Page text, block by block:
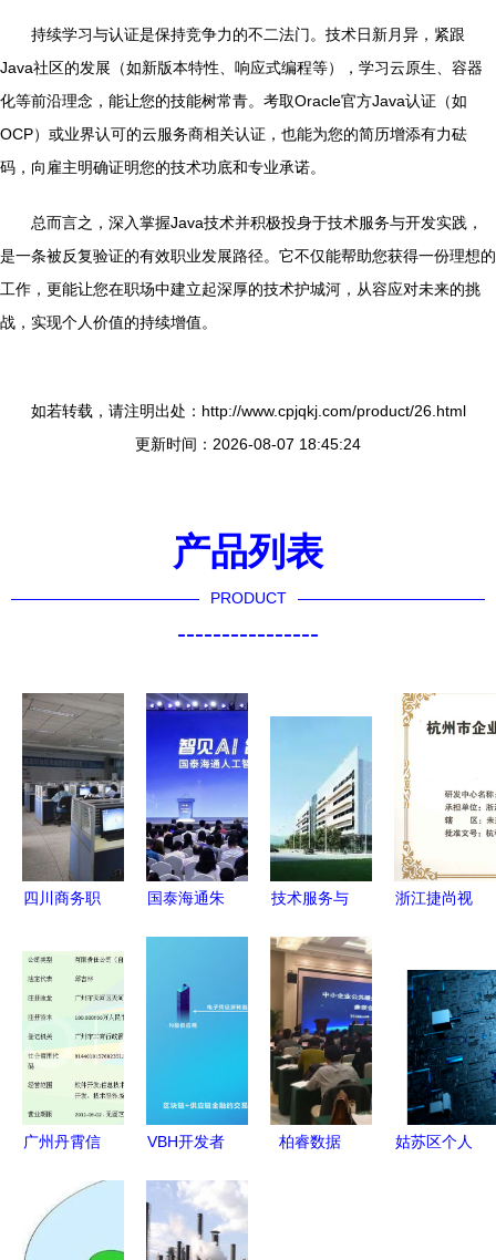
持续学习与认证是保持竞争力的不二法门。技术日新月异，紧跟
Java社区的发展（如新版本特性、响应式编程等），学习云原生、容器
化等前沿理念，能让您的技能树常青。考取Oracle官方Java认证（如
OCP）或业界认可的云服务商相关认证，也能为您的简历增添有力砝
码，向雇主明确证明您的技术功底和专业承诺。
总而言之，深入掌握Java技术并积极投身于技术服务与开发实践，
是一条被反复验证的有效职业发展路径。它不仅能帮助您获得一份理想的
工作，更能让您在职场中建立起深厚的技术护城河，从容应对未来的挑
战，实现个人价值的持续增值。
如若转载，请注明出处：http://www.cpjqkj.com/product/26.html
更新时间：2026-08-07 18:45:24
产品列表
PRODUCT
----------------
四川商务职
学即入职，
实训即实
战，直通名
企的技术摇
国泰海通朱
新，赋能AI
全产业链的
技术服务与
从非法验孕
事件看科技
开发的道德
构建
浙江捷尚视
安全服务运
营与技术创
新双轮驱动
广州丹霄信
技术之力，
开创数字化
VBH开发者
赋能供应链
金融，助力
柏睿数据
姑苏区个人